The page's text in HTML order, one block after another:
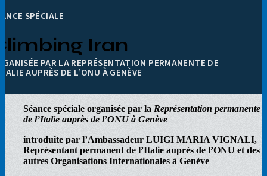
SPÉCIALE
Iran
PAR LA REPRÉSENTATION PERMANENTE DE
AUPRÈS DE L’ONU À GENÈVE
Séance spéciale organisée par la Représentation permanente
de l’Italie auprès de l’ONU à Genève
introduite par l’Ambassadeur LUIGI MARIA VIGNALI,
Représentant permanent de l’Italie auprès de l’ONU et des
autres Organisations Internationales à Genève